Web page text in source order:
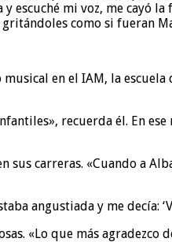
mi voz, me cayó
como si fueran
en el IAM, la escuela
recuerda él. En
carreras. «Cuando a
angustiada y me decía:
«Lo que más